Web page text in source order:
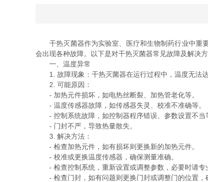
干热灭菌器作为实验室、医疗和生物制药行业中重要
会出现各种故障。以下是对干热灭菌器常见故障及解决方
一、温度异常
1. 故障现象：干热灭菌器在运行过程中，温度无法达
2. 可能原因：
- 加热元件损坏，如电热丝断裂、加热管老化等。
- 温度传感器故障，如传感器失灵、校准不准确等。
- 控制系统故障，如控制器程序错误、参数设置不当
- 门封不严，导致热量散失。
3. 解决方法：
- 检查加热元件，如有损坏则更换新的加热元件。
- 校准或更换温度传感器，确保测量准确。
- 检查控制系统，重新设置或调整参数，必要时请专
- 检查门封，如有问题则更换门封或调整门的位置，